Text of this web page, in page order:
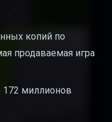
копий по
продаваемая игра
172 миллионов